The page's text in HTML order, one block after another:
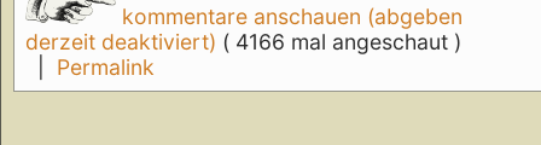
kommentare anschauen (abgeben
derzeit deaktiviert) ( 4166 mal angeschaut )
Permalink